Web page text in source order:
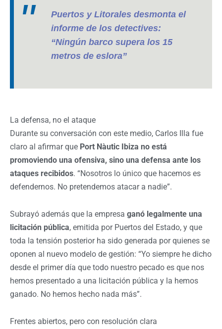
Puertos y Litorales desmonta el
informe de los detectives:
“Ningún barco supera los 15
metros de eslora”
La defensa, no el ataque
Durante su conversación con este medio, Carlos Illa fue
claro al afirmar que Port Nàutic Ibiza no está
promoviendo una ofensiva, sino una defensa ante los
ataques recibidos. “Nosotros lo único que hacemos es
defendernos. No pretendemos atacar a nadie”.
Subrayó además que la empresa ganó legalmente una
licitación pública, emitida por Puertos del Estado, y que
toda la tensión posterior ha sido generada por quienes se
oponen al nuevo modelo de gestión: “Yo siempre he dicho
desde el primer día que todo nuestro pecado es que nos
hemos presentado a una licitación pública y la hemos
ganado. No hemos hecho nada más”.
Frentes abiertos, pero con resolución clara